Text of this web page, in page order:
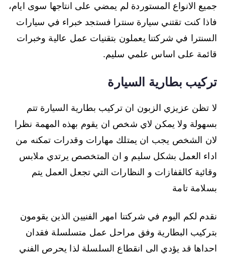
جميع الانواع المستوردة لم يمضي على انتاجها سوى ايام،
فاذا كنت تقتني سيارة سنترا فستجد خبراء في سيارات
السنترا في شركتنا يعملون بتقنيات عمل عالية وخبرات
قائمة على اساس علمي سليم.
تركيب بطارية السيارة
لا تظن عزيزي الزبون ان تركيب بطارية السيارة تتم
بسهولة ولا يمكن لاي شخص ان يقوم بهذه المهمة نظرا
لان الشخص يجب ان يمتلك مهارات وقدرات تمكنه من
اداء العمل بشكل سليم و ان المتخصص يرتدي ملابس
وقائية كالقفازات و النظارات التي تجعل العمل يتم
بسلامة تامة
نقدم لكم اليوم في شركتنا امهر الفنيين الذين يقومون
بتركيب البطارية وفق مراحل عمل متسلسلة فقدان
احداها قد يؤدي الى انقطاع السلسلة لذا يحرص الفني